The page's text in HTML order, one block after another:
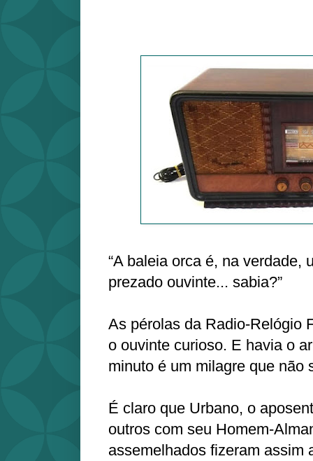
“A baleia orca é, na verdade,
prezado ouvinte... sabia?”
As pérolas da Radio-Relógio
o ouvinte curioso. E havia o
minuto é um milagre que não
É claro que Urbano, o
outros com seu Homem-
assemelhados fizeram assim